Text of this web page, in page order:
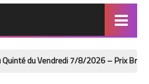
7/8/2026 – Prix Bruno Coquatrix à